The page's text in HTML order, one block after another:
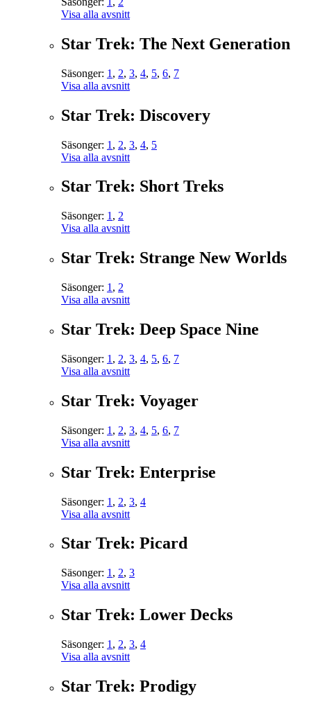
Visa alla avsnitt
Star Trek: The Next Generation
Säsonger: 1 , 2, 3, 4, 5, 6, 7
Visa alla avsnitt
Star Trek: Discovery
Säsonger: 1 , 2, 3, 4, 5
Visa alla avsnitt
Star Trek: Short Treks
Säsonger: 1 , 2
Visa alla avsnitt
Star Trek: Strange New Worlds
Säsonger: 1 , 2
Visa alla avsnitt
Star Trek: Deep Space Nine
Säsonger: 1 , 2, 3, 4, 5, 6, 7
Visa alla avsnitt
Star Trek: Voyager
Säsonger: 1 , 2, 3, 4, 5, 6, 7
Visa alla avsnitt
Star Trek: Enterprise
Säsonger: 1 , 2, 3, 4
Visa alla avsnitt
Star Trek: Picard
Säsonger: 1 , 2, 3
Visa alla avsnitt
Star Trek: Lower Decks
Säsonger: 1 , 2, 3, 4
Visa alla avsnitt
Star Trek: Prodigy